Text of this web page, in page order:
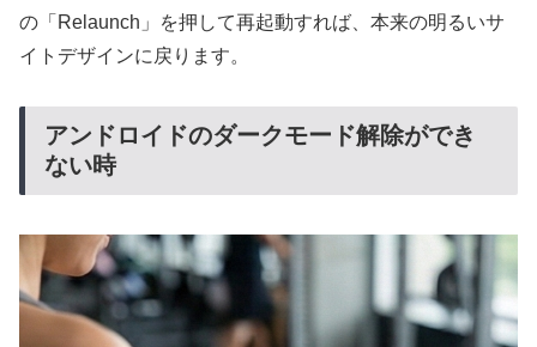
の「Relaunch」を押して再起動すれば、本来の明るいサ
イトデザインに戻ります。
アンドロイドのダークモード解除ができ
ない時